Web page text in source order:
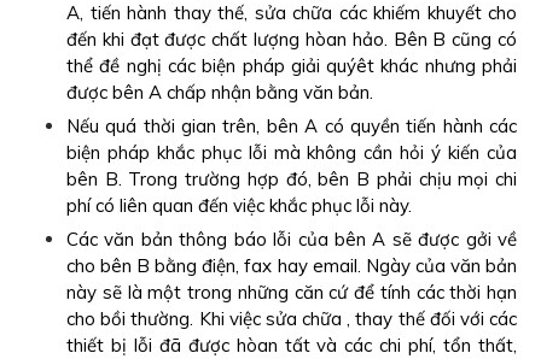
A, tiến hành thay thế, sửa chữa các khiếm khuyết cho
đến khi đạt được chất lượng hòan hảo. Bên B cũng có
thể đề nghị các biện pháp giải quýêt khác nhưng phải
được bên A chấp nhận bằng văn bản.
Nếu quá thời gian trên, bên A có quyền tiến hành các
biện pháp khắc phục lỗi mà không cần hỏi ý kiến của
bên B. Trong trường hợp đó, bên B phải chịu mọi chi
phí có liên quan đến việc khắc phục lỗi này.
Các văn bản thông báo lỗi của bên A sẽ được gởi về
cho bên B bằng điện, fax hay email. Ngày của văn bản
này sẽ là một trong những căn cứ để tính các thời hạn
cho bồi thường. Khi việc sửa chữa , thay thế đối với các
thiết bị lỗi đã được hòan tất và các chi phí, tổn thất,